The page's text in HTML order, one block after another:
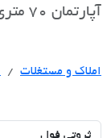
آپارتمان 70 متری در شهر تهران محله فرمانیه برای اجاره
املاک و مستغلات